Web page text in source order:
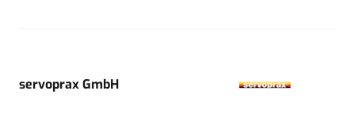
servoprax GmbH